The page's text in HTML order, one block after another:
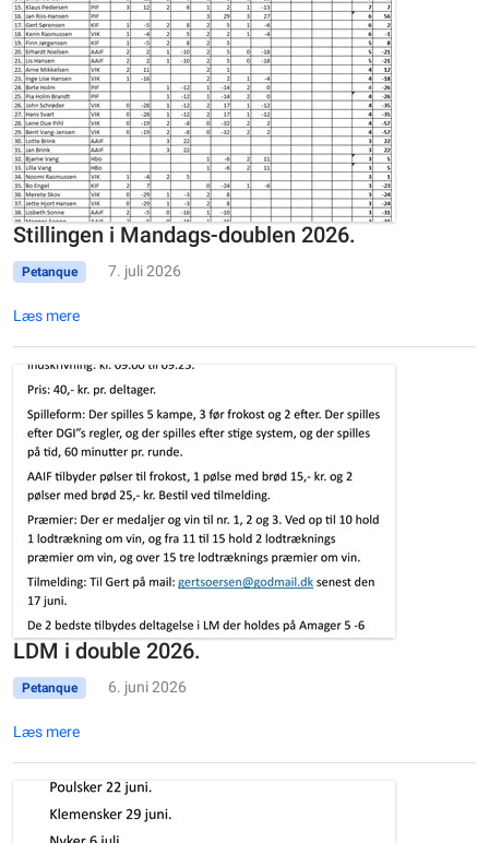
Stillingen i Mandags-doublen 2026.
Petanque 7. juli 2026
Læs mere
LDM i double 2026.
Petanque 6. juni 2026
Læs mere